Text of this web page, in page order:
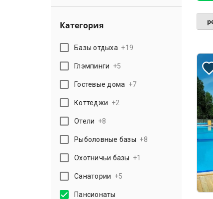
Категория
Базы отдыха +19
Глэмпинги +5
Гостевые дома +7
Коттеджи +2
Отели +8
Рыболовные базы +8
Охотничьи базы +1
Санатории +5
Пансионаты